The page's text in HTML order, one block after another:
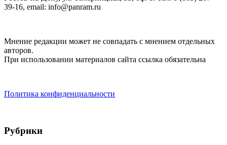
39-16, email: info@panram.ru
Мнение редакции может не совпадать с мнением отдельных
авторов.
При использовании материалов сайта ссылка обязательна
Политика конфиденциальности
Рубрики